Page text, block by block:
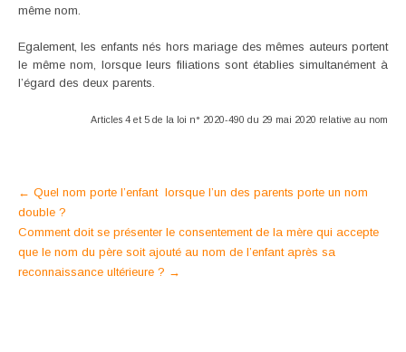
même nom.
Egalement, les enfants nés hors mariage des mêmes auteurs portent
le même nom, lorsque leurs filiations sont établies simultanément à
l’égard des deux parents.
Articles 4 et 5 de la loi n° 2020-490 du 29 mai 2020 relative au nom
Post
navigation
← Quel nom porte l’enfant lorsque l’un des parents porte un nom
double ?
Comment doit se présenter le consentement de la mère qui accepte
que le nom du père soit ajouté au nom de l’enfant après sa
reconnaissance ultérieure ? →